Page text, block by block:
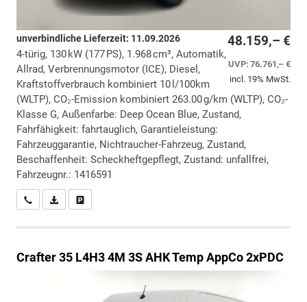
48.159,– €
UVP:76.761,– €
incl. 19% MwSt.
unverbindliche Lieferzeit: 11.09.2026
4-türig, 130 kW (177 PS), 1.968 cm³, Automatik,
Allrad, Verbrennungsmotor (ICE), Diesel,
Kraftstoffverbrauch kombiniert 10 l/100km
(WLTP), CO₂-Emission kombiniert 263.00 g/km (WLTP), CO₂-
Klasse G, Außenfarbe: Deep Ocean Blue, Zustand,
Fahrfähigkeit: fahrtauglich, Garantieleistung:
Fahrzeuggarantie, Nichtraucher-Fahrzeug, Zustand,
Beschaffenheit: Scheckheftgepflegt, Zustand: unfallfrei,
Fahrzeugnr.: 1416591
Wir rufen Sie anPDF-Datei, Fahrzeugexposé drucken
Crafter35 L4H3 4M 3S AHK Temp AppCo 2xPDC